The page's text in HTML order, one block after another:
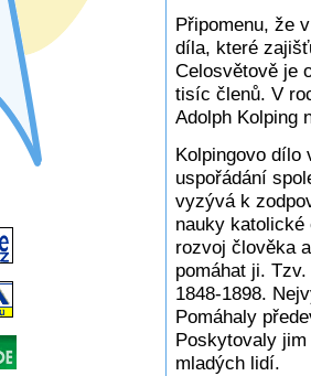
Připomenu, že
díla, které
Celosvětově je
tisíc členů. V
Adolph Kolping
Kolpingovo dílo
uspořádání
vyzývá k
nauky
rozvoj člověka
pomáhat ji. Tzv.
1848-1898.
Pomáhaly
Poskytovaly
mladých lidí.